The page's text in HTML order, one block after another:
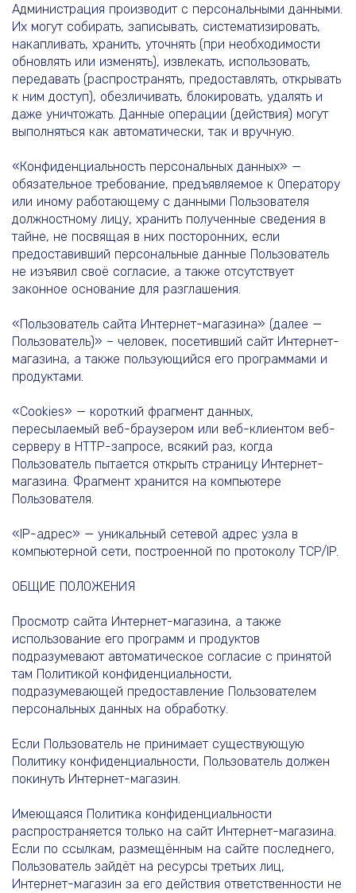
Администрация производит с персональными данными.
Их могут собирать, записывать, систематизировать,
накапливать, хранить, уточнять (при необходимости
обновлять или изменять), извлекать, использовать,
передавать (распространять, предоставлять, открывать
к ним доступ), обезличивать, блокировать, удалять и
даже уничтожать. Данные операции (действия) могут
выполняться как автоматически, так и вручную.
«Конфиденциальность персональных данных» —
обязательное требование, предъявляемое к Оператору
или иному работающему с данными Пользователя
должностному лицу, хранить полученные сведения в
тайне, не посвящая в них посторонних, если
предоставивший персональные данные Пользователь
не изъявил своё согласие, а также отсутствует
законное основание для разглашения.
«Пользователь сайта Интернет-магазина» (далее —
Пользователь)» – человек, посетивший сайт Интернет-
магазина, а также пользующийся его программами и
продуктами.
«Cookies» — короткий фрагмент данных,
пересылаемый веб-браузером или веб-клиентом веб-
серверу в HTTP-запросе, всякий раз, когда
Пользователь пытается открыть страницу Интернет-
магазина. Фрагмент хранится на компьютере
Пользователя.
«IP-адрес» — уникальный сетевой адрес узла в
компьютерной сети, построенной по протоколу TCP/IP.
ОБЩИЕ ПОЛОЖЕНИЯ
Просмотр сайта Интернет-магазина, а также
использование его программ и продуктов
подразумевают автоматическое согласие с принятой
там Политикой конфиденциальности,
подразумевающей предоставление Пользователем
персональных данных на обработку.
Если Пользователь не принимает существующую
Политику конфиденциальности, Пользователь должен
покинуть Интернет-магазин.
Имеющаяся Политика конфиденциальности
распространяется только на сайт Интернет-магазина.
Если по ссылкам, размещённым на сайте последнего,
Пользователь зайдёт на ресурсы третьих лиц,
Интернет-магазин за его действия ответственности не